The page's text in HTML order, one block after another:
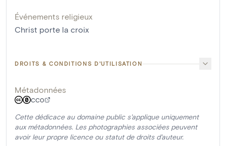
Événements religieux
Christ porte la croix
DROITS & CONDITIONS D'UTILISATION
Métadonnées
CC0
Cette dédicace au domaine public s'applique uniquement
aux métadonnées. Les photographies associées peuvent
avoir leur propre licence ou statut de droits d'auteur.